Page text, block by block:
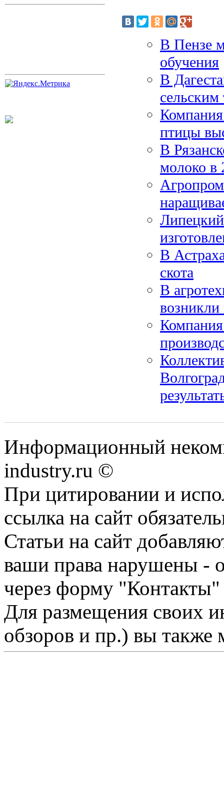
В Пензе
обучения
В
птицы
В
молоко в
В
скота
В
Информационный
industry.ru ©
При цитировании и
ссылка на сайт
Статьи на сайт
ваши права нарушены -
через форму "Контакты"
Для размещения своих
обзоров и пр.) вы также